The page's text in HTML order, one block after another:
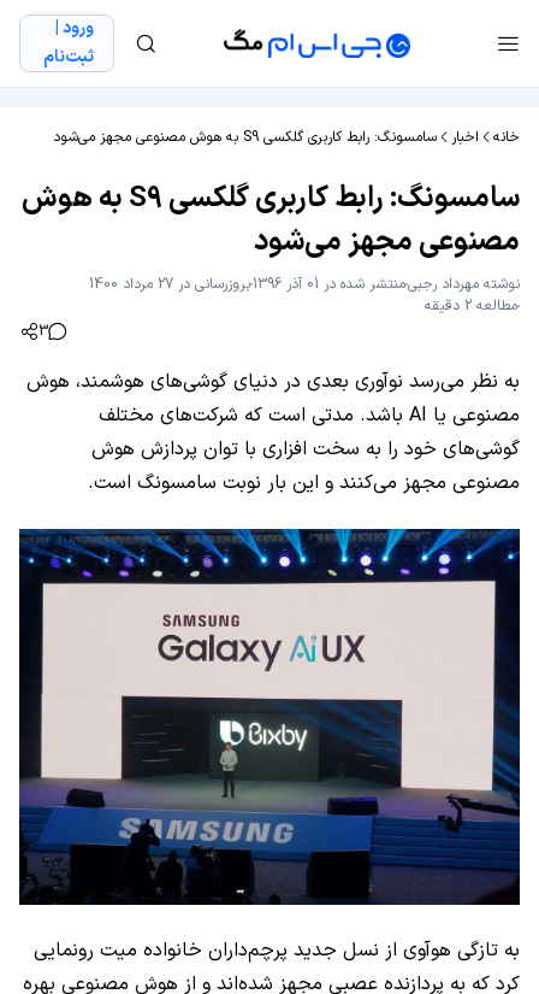
ورود |
ثبت‌نام
خانه اخبار سامسونگ: رابط کاربری گلکسی S9 به هوش مصنوعی مجهز می‌شود
سامسونگ: رابط کاربری گلکسی S9 به هوش
مصنوعی مجهز می‌شود
نوشته مهرداد رجبیمنتشر شده در 01 آذر 1396
بروزرسانی در 27 مرداد 1400
مطالعه 2 دقیقه
3
به نظر می‌رسد نوآوری بعدی در دنیای گوشی‌های هوشمند، هوش
مصنوعی یا AI باشد. مدتی است که شرکت‌های مختلف
گوشی‌های خود را به سخت افزاری با توان پردازش هوش
مصنوعی مجهز می‌کنند و این بار نوبت سامسونگ است.
به تازگی هوآوی از نسل جدید پرچم‌داران خانواده میت رونمایی
کرد که به پردازنده عصبی مجهز شده‌اند و از هوش مصنوعی بهره